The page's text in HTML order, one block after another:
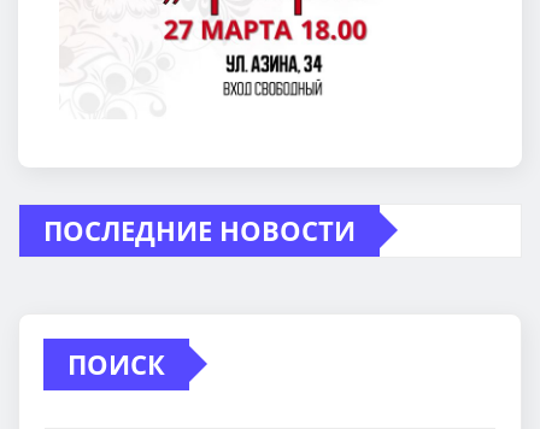
ПОСЛЕДНИЕ НОВОСТИ
ПОИСК